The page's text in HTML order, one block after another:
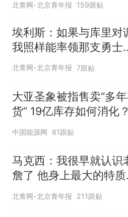
北青网-北京青年报 159跟贴
埃利斯：如果与库里对
我照样能率领那支勇士
得现在的成就
北青网-北京青年报 7跟贴
大亚圣象被指售卖“多
货” 19亿库存如何消化？
中国能源网 81跟贴
马克西：我很早就认识
詹了 他身上最大的特质
是谦逊
北青网-北京青年报 211跟贴